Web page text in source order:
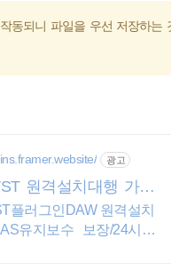
동되니 파일을 우선 저장하는
광고
원격설치대행 가상
인 원격설치대행
플러그인DAW 원격설치
유지보수 보장/24시간